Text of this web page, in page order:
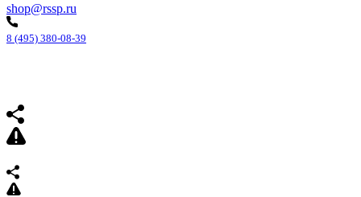
shop@rssp.ru
8 (495) 380-08-39